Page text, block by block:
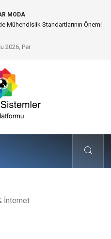
MODA
Nasıl Bir Miras Bırakacaksınız?
2026, Per
İnternet